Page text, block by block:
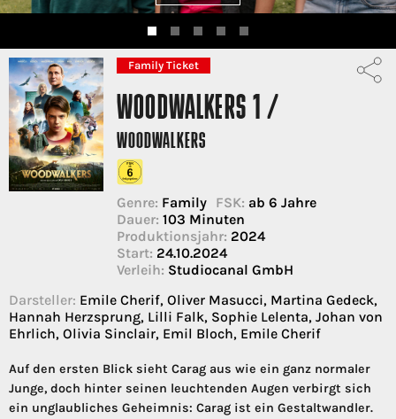
Family Ticket
WOODWALKERS 1 /
WOODWALKERS
Genre: Family FSK: ab 6 Jahre
Dauer: 103 Minuten
Produktionsjahr: 2024
Start: 24.10.2024
Verleih: Studiocanal GmbH
Darsteller: Emile Cherif, Oliver Masucci, Martina Gedeck,
Hannah Herzsprung, Lilli Falk, Sophie Lelenta, Johan von
Ehrlich, Olivia Sinclair, Emil Bloch, Emile Cherif
Auf den ersten Blick sieht Carag aus wie ein ganz normaler
Junge, doch hinter seinen leuchtenden Augen verbirgt sich
ein unglaubliches Geheimnis: Carag ist ein Gestaltwandler.